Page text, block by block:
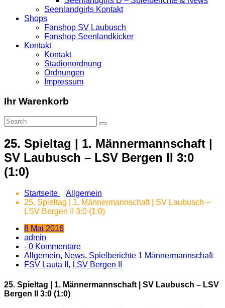
Seenlandgirls Kontakt
Shops
Fanshop SV Laubusch
Fanshop Seenlandkicker
Kontakt
Kontakt
Stadionordnung
Ordnungen
Impressum
Ihr Warenkorb
25. Spieltag | 1. Männermannschaft |
SV Laubusch – LSV Bergen II 3:0
(1:0)
Startseite
Allgemein
25. Spieltag | 1. Männermannschaft | SV Laubusch –
LSV Bergen II 3:0 (1:0)
8 Mai 2016
admin
- 0 Kommentare
Allgemein, News, Spielberichte 1 Männermannschaft
FSV Lauta II , LSV Bergen II
25. Spieltag | 1. Männermannschaft | SV Laubusch – LSV
Bergen II 3:0 (1:0)